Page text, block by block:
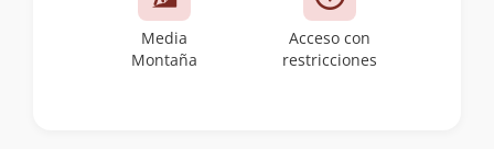
Media
Montaña
Acceso con
restricciones